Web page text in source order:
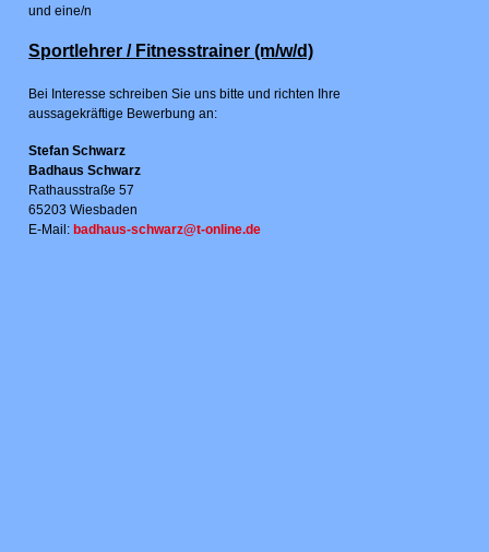
und eine/n
Sportlehrer / Fitnesstrainer (m/w/d)
Bei Interesse schreiben Sie uns bitte und richten Ihre
aussagekräftige Bewerbung an:
Stefan Schwarz
Badhaus Schwarz
Rathausstraße 57
65203 Wiesbaden
E-Mail: badhaus-schwarz@t-online.de